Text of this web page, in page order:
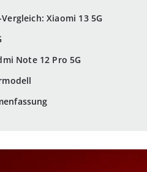
Xiaomi 13 5G
Note 12 Pro 5G